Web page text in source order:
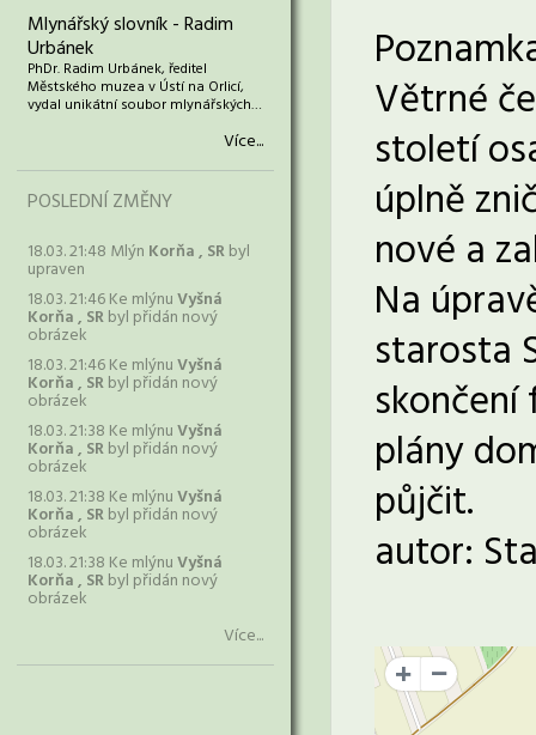
Mlynářský slovník - Radim
Urbánek
PhDr. Radim Urbánek, ředitel
Městského muzea v Ústí na Orlicí,
vydal unikátní soubor mlynářských…
Více...
POSLEDNÍ ZMĚNY
18.03. 21:48 Mlýn Korňa , SRbyl
upraven
18.03. 21:46 Ke mlýnuVyšná
Korňa , SRbyl přidán nový
obrázek
18.03. 21:46 Ke mlýnuVyšná
Korňa , SRbyl přidán nový
obrázek
18.03. 21:38 Ke mlýnuVyšná
Korňa , SRbyl přidán nový
obrázek
18.03. 21:38 Ke mlýnuVyšná
Korňa , SRbyl přidán nový
obrázek
18.03. 21:38 Ke mlýnuVyšná
Korňa , SRbyl přidán nový
obrázek
Více...
Větrné
století
úplně
nové a
Na
starosta
plány
půjčit.
autor:
+